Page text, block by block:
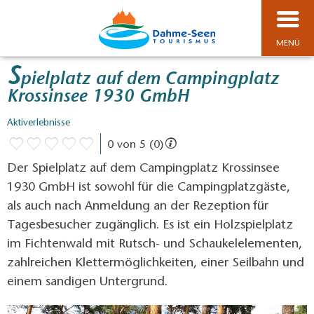
MENÜ
Spielplatz auf dem Campingplatz
Krossinsee 1930 GmbH
Aktiverlebnisse
0 von 5 (0)
Der Spielplatz auf dem Campingplatz Krossinsee
1930 GmbH ist sowohl für die Campingplatzgäste,
als auch nach Anmeldung an der Rezeption für
Tagesbesucher zugänglich. Es ist ein Holzspielplatz
im Fichtenwald mit Rutsch- und Schaukelelementen,
zahlreichen Klettermöglichkeiten, einer Seilbahn und
einem sandigen Untergrund.